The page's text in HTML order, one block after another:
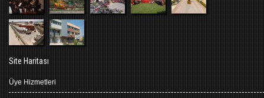
Site Haritası
Üye Hizmetleri